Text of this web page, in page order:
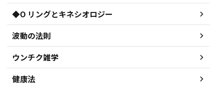
◆O リングとキネシオロジー
波動の法則
ウンチク雑学
健康法